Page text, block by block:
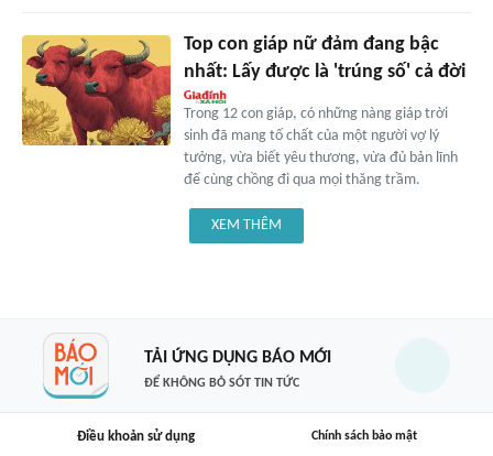
Top con giáp nữ đảm đang bậc
nhất: Lấy được là 'trúng số' cả đời
Trong 12 con giáp, có những nàng giáp trời
sinh đã mang tố chất của một người vợ lý
tưởng, vừa biết yêu thương, vừa đủ bản lĩnh
để cùng chồng đi qua mọi thăng trầm.
XEM THÊM
TẢI ỨNG DỤNG BÁO MỚI
ĐỂ KHÔNG BỎ SÓT TIN TỨC
Điều khoản sử dụng Chính sách bảo mật